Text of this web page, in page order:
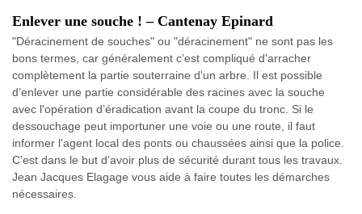
Enlever une souche ! – Cantenay Epinard
"Déracinement de souches" ou "déracinement" ne sont pas les
bons termes, car généralement c’est compliqué d'arracher
complètement la partie souterraine d'un arbre. Il est possible
d’enlever une partie considérable des racines avec la souche
avec l'opération d’éradication avant la coupe du tronc. Si le
dessouchage peut importuner une voie ou une route, il faut
informer l'agent local des ponts ou chaussées ainsi que la police.
C’est dans le but d’avoir plus de sécurité durant tous les travaux.
Jean Jacques Elagage vous aide à faire toutes les démarches
nécessaires.